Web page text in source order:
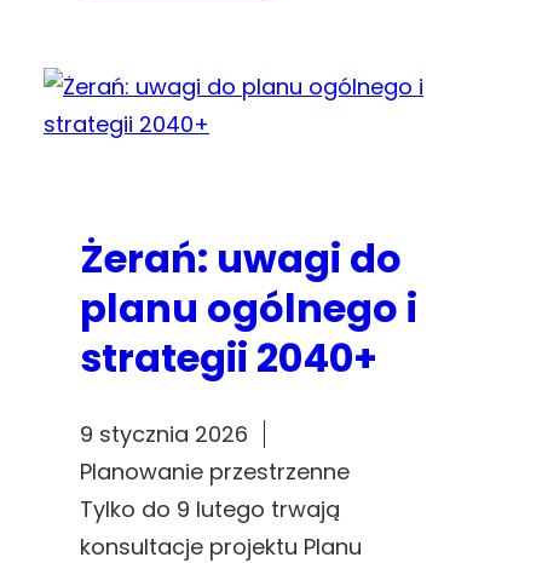
Żerań: uwagi do
planu ogólnego i
strategii 2040+
9 stycznia 2026
Planowanie przestrzenne
Tylko do 9 lutego trwają
konsultacje projektu Planu